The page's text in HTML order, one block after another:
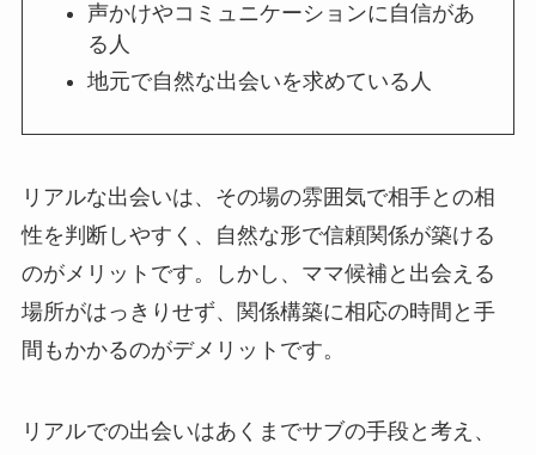
声かけやコミュニケーションに自信があ
る人
地元で自然な出会いを求めている人
リアルな出会いは、その場の雰囲気で相手との相
性を判断しやすく、自然な形で信頼関係が築ける
のがメリットです。しかし、ママ候補と出会える
場所がはっきりせず、関係構築に相応の時間と手
間もかかるのがデメリットです。
リアルでの出会いはあくまでサブの手段と考え、